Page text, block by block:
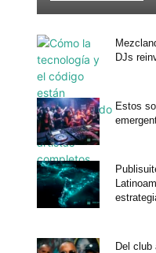
DJs
Estos
Del club